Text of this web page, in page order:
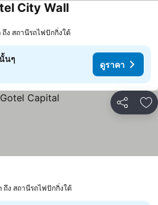
City Wallดูราคา
ถึง สถานีรถไฟปักกิ่งใต้
นๆ
ดูราคา
แชร์ เ
ถึง สถานีรถไฟปักกิ่งใต้